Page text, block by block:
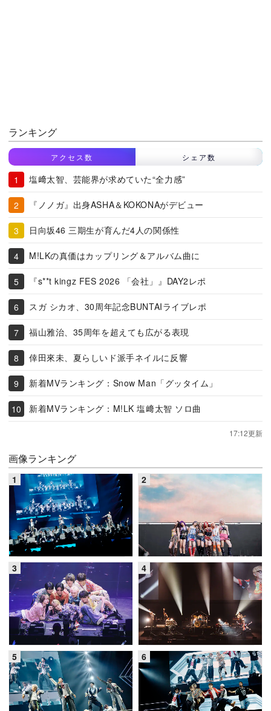
ランキング
アクセス数 シェア数
塩﨑太智、芸能界が求めていた“全力感”
『ノノガ』出身ASHA＆KOKONAがデビュー
日向坂46 三期生が育んだ4人の関係性
M!LKの真価はカップリング＆アルバム曲に
『s**t kingz FES 2026 「会社」』DAY2レポ
スガ シカオ、30周年記念BUNTAIライブレポ
福山雅治、35周年を超えても広がる表現
倖田來未、夏らしいド派手ネイルに反響
新着MVランキング：Snow Man「グッタイム」
新着MVランキング：M!LK 塩﨑太智 ソロ曲
17:12更新
画像ランキング